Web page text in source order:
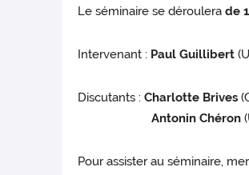
Le séminaire se déroulerade
Intervenant : Paul Guillibert
Discutants :Charlotte Brives
Antonin Chéron
Pour assister au séminaire,